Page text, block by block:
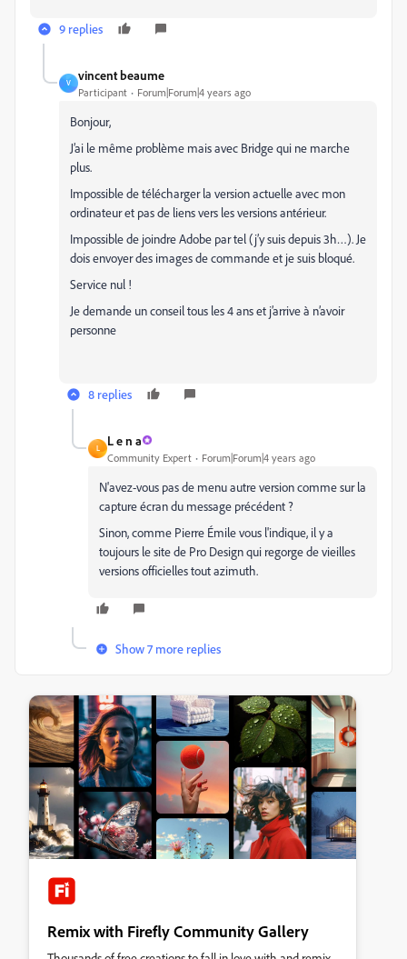
9 replies
V
vincent beaume
Participant Forum|Forum|4 years ago
Bonjour,
J’ai le même problème mais avec Bridge qui ne marche
plus.
Impossible de télécharger la version actuelle avec mon
ordinateur et pas de liens vers les versions antérieur.
Impossible de joindre Adobe par tel (j’y suis depuis 3h…). Je
dois envoyer des images de commande et je suis bloqué.
Service nul !
Je demande un conseil tous les 4 ans et j’arrive à n’avoir
personne
8 replies
L
L e n a
Community Expert Forum|Forum|4 years ago
N'avez-vous pas de menu autre version comme sur la
capture écran du message précédent ?
Sinon, comme Pierre Émile vous l'indique, il y a
toujours le site de Pro Design qui regorge de vieilles
versions officielles tout azimuth.
Show 7 more replies
Remix with Firefly Community Gallery